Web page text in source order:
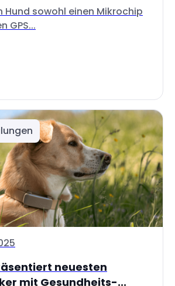
Hund sowohl einen Mikrochip
GPS...
neuesten
mit Gesundheits-...